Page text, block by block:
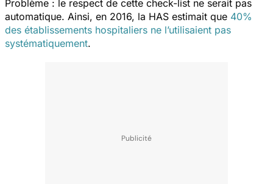
Problème : le respect de cette check-list ne serait pas
automatique. Ainsi, en 2016, la HAS estimait que 40%
des établissements hospitaliers ne l’utilisaient pas
systématiquement.